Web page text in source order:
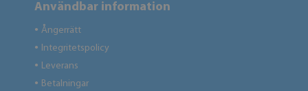
Användbar information
● Ångerrätt
● Integritetspolicy
● Leverans
● Betalningar